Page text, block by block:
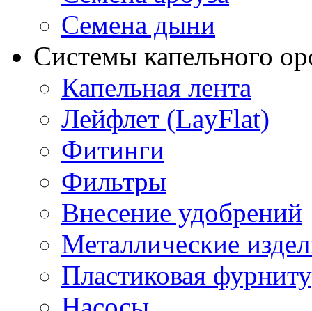
Семена дыни
Системы капельного
Капельная лента
Лейфлет (LayFlat)
Фитинги
Фильтры
Внесение удобрений
Металлические
Пластиковая